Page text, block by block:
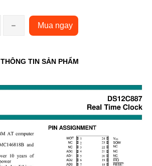
Mua ngay
THÔNG TIN SẢN PHẨM